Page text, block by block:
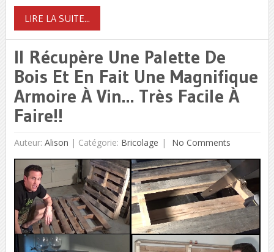
LIRE LA SUITE...
Il Récupère Une Palette De
Bois Et En Fait Une Magnifique
Armoire À Vin… Très Facile À
Faire!!
Auteur: Alison | Catégorie: Bricolage No Comments